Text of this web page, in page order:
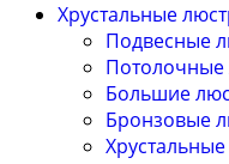
Хрустальные
Подвесные
Потолочные
Большие
Бронзовые